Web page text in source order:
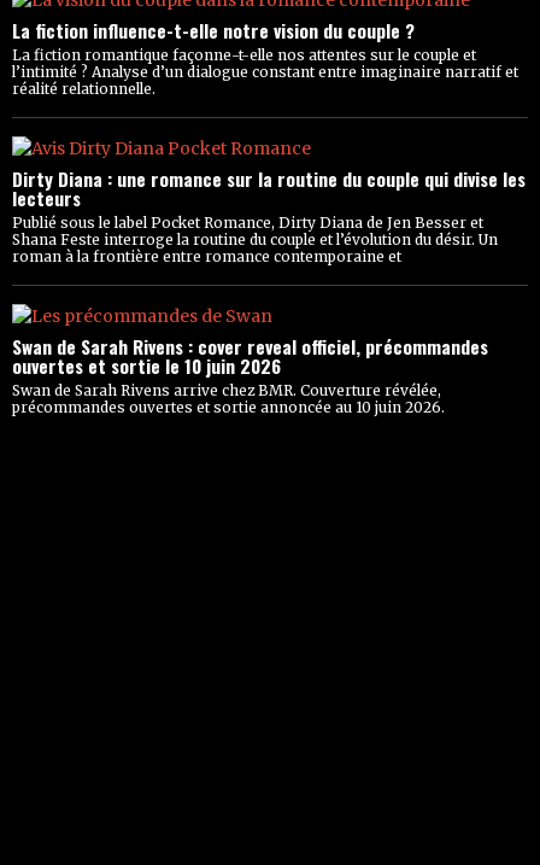
La fiction influence-t-elle notre vision du couple ?
La fiction romantique façonne-t-elle nos attentes sur le couple et
l’intimité ? Analyse d’un dialogue constant entre imaginaire narratif et
réalité relationnelle.
Dirty Diana : une romance sur la routine du couple qui divise les
lecteurs
Publié sous le label Pocket Romance, Dirty Diana de Jen Besser et
Shana Feste interroge la routine du couple et l’évolution du désir. Un
roman à la frontière entre romance contemporaine et
Swan de Sarah Rivens : cover reveal officiel, précommandes
ouvertes et sortie le 10 juin 2026
Swan de Sarah Rivens arrive chez BMR. Couverture révélée,
précommandes ouvertes et sortie annoncée au 10 juin 2026.